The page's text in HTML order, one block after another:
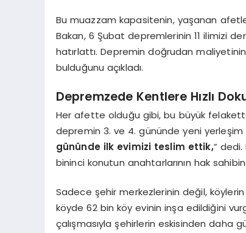
Bu muazzam kapasitenin, yaşanan
Bakan, 6 Şubat depremlerinin 11 ilimizi
hatırlattı. Depremin doğrudan
bulduğunu açıkladı.
Depremzede Kentlere Hızlı
Her afette olduğu gibi, bu büyük
depremin 3. ve 4. gününde yeni yerleşim
gününde ilk evimizi teslim ettik,” dedi.
bininci konutun anahtarlarının hak
Sadece şehir merkezlerinin değil,
köyde 62 bin köy evinin inşa edildiğini
çalışmasıyla şehirlerin eskisinden daha